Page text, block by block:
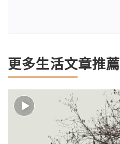
更多生活文章推薦